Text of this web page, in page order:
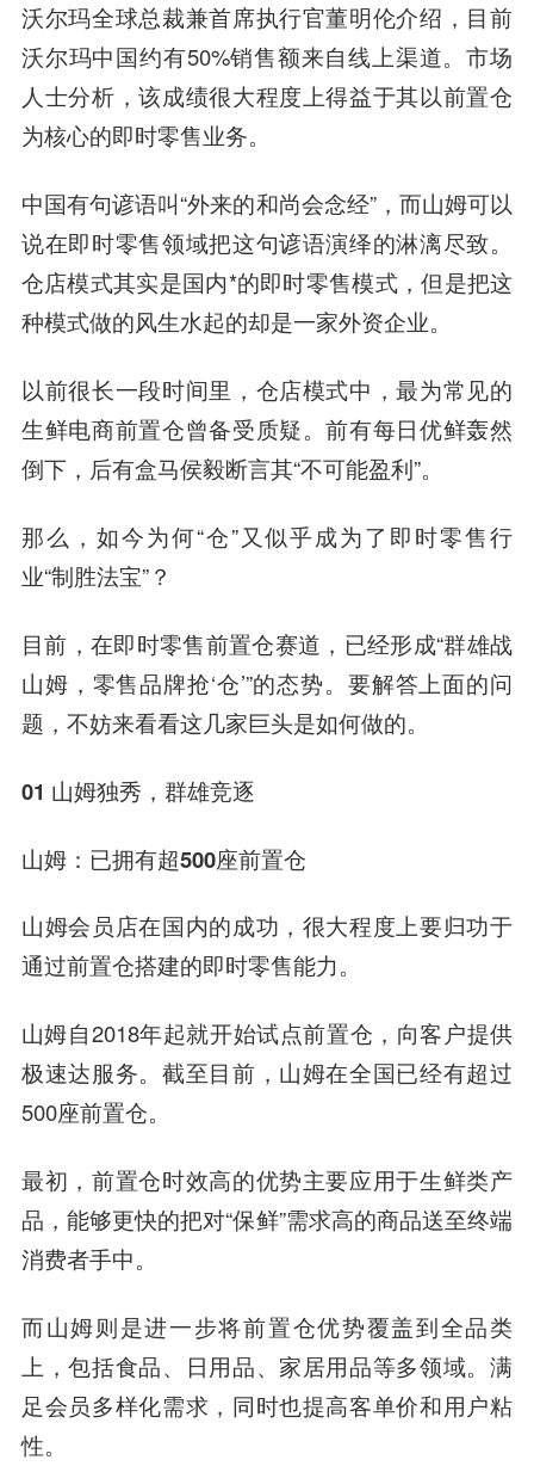
沃尔玛全球总裁兼首席执行官董明伦介绍，目前
沃尔玛中国约有50%销售额来自线上渠道。市场
人士分析，该成绩很大程度上得益于其以前置仓
为核心的即时零售业务。
中国有句谚语叫“外来的和尚会念经”，而山姆可以
说在即时零售领域把这句谚语演绎的淋漓尽致。
仓店模式其实是国内*的即时零售模式，但是把这
种模式做的风生水起的却是一家外资企业。
以前很长一段时间里，仓店模式中，最为常见的
生鲜电商前置仓曾备受质疑。前有每日优鲜轰然
倒下，后有盒马侯毅断言其“不可能盈利”。
那么，如今为何“仓”又似乎成为了即时零售行
业“制胜法宝”？
目前，在即时零售前置仓赛道，已经形成“群雄战
山姆，零售品牌抢‘仓’”的态势。要解答上面的问
题，不妨来看看这几家巨头是如何做的。
01 山姆独秀，群雄竞逐
山姆：已拥有超500座前置仓
山姆会员店在国内的成功，很大程度上要归功于
通过前置仓搭建的即时零售能力。
山姆自2018年起就开始试点前置仓，向客户提供
极速达服务。截至目前，山姆在全国已经有超过
500座前置仓。
最初，前置仓时效高的优势主要应用于生鲜类产
品，能够更快的把对“保鲜”需求高的商品送至终端
消费者手中。
而山姆则是进一步将前置仓优势覆盖到全品类
上，包括食品、日用品、家居用品等多领域。满
足会员多样化需求，同时也提高客单价和用户粘
性。